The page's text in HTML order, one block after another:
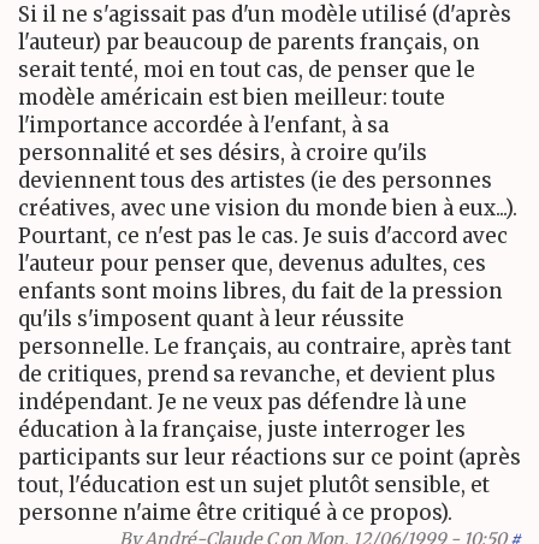
Si il ne s'agissait pas d'un modèle utilisé (d'après
l'auteur) par beaucoup de parents français, on
serait tenté, moi en tout cas, de penser que le
modèle américain est bien meilleur: toute
l'importance accordée à l'enfant, à sa
personnalité et ses désirs, à croire qu'ils
deviennent tous des artistes (ie des personnes
créatives, avec une vision du monde bien à eux...).
Pourtant, ce n'est pas le cas. Je suis d'accord avec
l'auteur pour penser que, devenus adultes, ces
enfants sont moins libres, du fait de la pression
qu'ils s'imposent quant à leur réussite
personnelle. Le français, au contraire, après tant
de critiques, prend sa revanche, et devient plus
indépendant. Je ne veux pas défendre là une
éducation à la française, juste interroger les
participants sur leur réactions sur ce point (après
tout, l'éducation est un sujet plutôt sensible, et
personne n'aime être critiqué à ce propos).
ByAndré-Claude Con Mon, 12/06/1999 - 10:50 #